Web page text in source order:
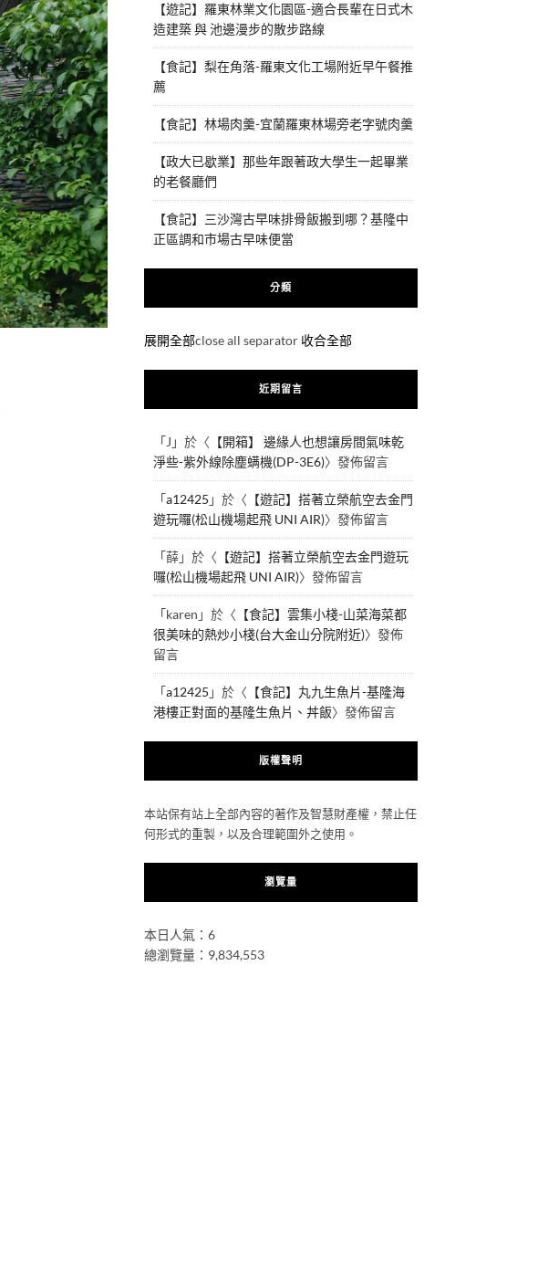
【遊記】羅東林業文化園區-適合長輩在日式木
造建築 與 池邊漫步的散步路線
【食記】梨在角落-羅東文化工場附近早午餐推
薦
【食記】林場肉羹-宜蘭羅東林場旁老字號肉羹
【政大已歇業】那些年跟著政大學生一起畢業
的老餐廳們
【食記】三沙灣古早味排骨飯搬到哪？基隆中
正區調和市場古早味便當
分類
展開全部close all separator 收合全部
近期留言
「J 」於〈 【開箱】 邊緣人也想讓房間氣味乾
淨些-紫外線除塵螨機(DP-3E6)〉發佈留言
「a12425 」於〈 【遊記】搭著立榮航空去金門
遊玩囉(松山機場起飛 UNI AIR)〉發佈留言
「薛」於〈 【遊記】搭著立榮航空去金門遊玩
囉(松山機場起飛 UNI AIR)〉發佈留言
「karen 」於〈 【食記】雲集小棧-山菜海菜都
很美味的熱炒小棧(台大金山分院附近)〉發佈
留言
「a12425 」於〈 【食記】丸九生魚片-基隆海
港樓正對面的基隆生魚片、丼飯〉發佈留言
版權聲明
本站保有站上全部內容的著作及智慧財產權，禁止任
何形式的重製，以及合理範圍外之使用。
瀏覽量
本日人氣：6
總瀏覽量：9,834,553